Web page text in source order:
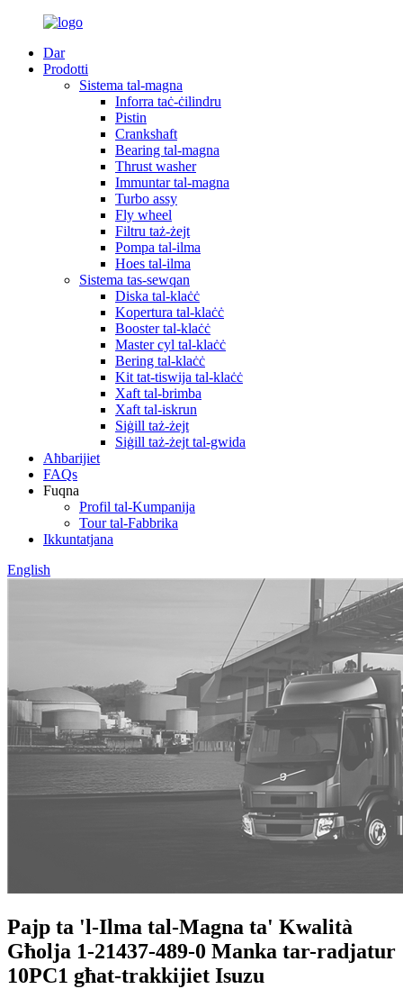
Dar
Prodotti
Sistema tal-magna
Inforra taċ-ċilindru
Pistin
Crankshaft
Bearing tal-magna
Thrust washer
Immuntar tal-magna
Turbo assy
Fly wheel
Filtru taż-żejt
Pompa tal-ilma
Hoes tal-ilma
Sistema tas-sewqan
Diska tal-klaċċ
Kopertura tal-klaċċ
Booster tal-klaċċ
Master cyl tal-klaċċ
Bering tal-klaċċ
Kit tat-tiswija tal-klaċċ
Xaft tal-brimba
Xaft tal-iskrun
Siġill taż-żejt
Siġill taż-żejt tal-gwida
Aħbarijiet
FAQs
Fuqna
Profil tal-Kumpanija
Tour tal-Fabbrika
Ikkuntatjana
English
Pajp ta 'l-Ilma tal-Magna ta' Kwalità
Għolja 1-21437-489-0 Manka tar-radjatur
10PC1 għat-trakkijiet Isuzu